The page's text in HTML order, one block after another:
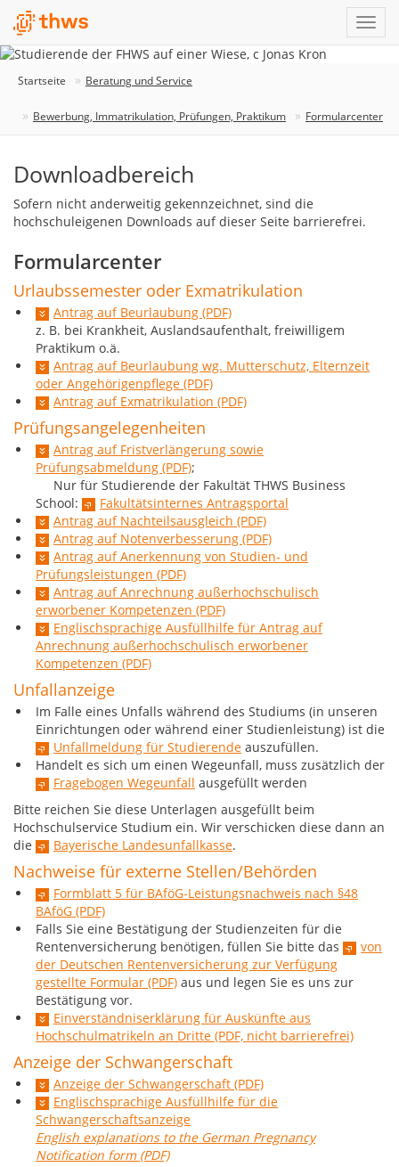
Startseite Beratung und Service
Bewerbung, Immatrikulation, Prüfungen, Praktikum Formularcenter
Downloadbereich
Sofern nicht anderweitig gekennzeichnet, sind die
hochschuleigenen Downloads auf dieser Seite barrierefrei.
Formularcenter
Urlaubssemester oder Exmatrikulation
Antrag auf Beurlaubung (PDF)
z. B. bei Krankheit, Auslandsaufenthalt, freiwilligem
Praktikum o.ä.
Antrag auf Beurlaubung wg. Mutterschutz, Elternzeit
oder Angehörigenpflege (PDF)
Antrag auf Exmatrikulation (PDF)
Prüfungsangelegenheiten
Antrag auf Fristverlängerung sowie
Prüfungsabmeldung (PDF);
Nur für Studierende der Fakultät THWS Business
School:
Fakultätsinternes Antragsportal
Antrag auf Nachteilsausgleich (PDF)
Antrag auf Notenverbesserung (PDF)
Antrag auf Anerkennung von Studien- und
Prüfungsleistungen (PDF)
Antrag auf Anrechnung außerhochschulisch
erworbener Kompetenzen (PDF)
Englischsprachige Ausfüllhilfe für Antrag auf
Anrechnung außerhochschulisch erworbener
Kompetenzen (PDF)
Unfallanzeige
Im Falle eines Unfalls während des Studiums (in unseren
Einrichtungen oder während einer Studienleistung) ist die
Unfallmeldung für Studierende auszufüllen.
Handelt es sich um einen Wegeunfall, muss zusätzlich der
Fragebogen Wegeunfall ausgefüllt werden
Bitte reichen Sie diese Unterlagen ausgefüllt beim
Hochschulservice Studium ein. Wir verschicken diese dann an
die
Bayerische Landesunfallkasse.
Nachweise für externe Stellen/Behörden
Formblatt 5 für BAföG-Leistungsnachweis nach §48
BAföG (PDF)
Falls Sie eine Bestätigung der Studienzeiten für die
Rentenversicherung benötigen, füllen Sie bitte das
von
der Deutschen Rentenversicherung zur Verfügung
gestellte Formular (PDF) aus und legen Sie es uns zur
Bestätigung vor.
Einverständniserklärung für Auskünfte aus
Hochschulmatrikeln an Dritte (PDF, nicht barrierefrei)
Anzeige der Schwangerschaft
Anzeige der Schwangerschaft (PDF)
Englischsprachige Ausfüllhilfe für die
Schwangerschaftsanzeige
English explanations to the German Pregnancy
Notification form (PDF)